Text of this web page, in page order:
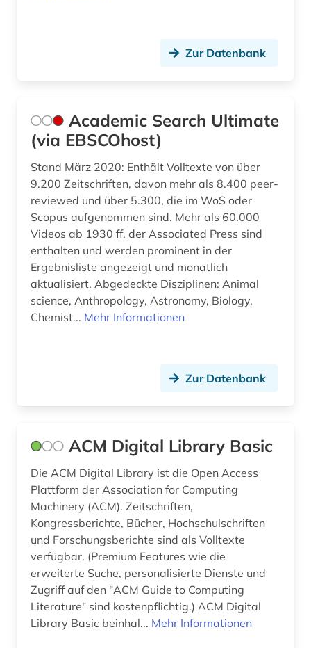
ganze zahl (1)
astronom; physiker (1)
generative ki (1)
geographie (1)
geometrie (1)
geowissenschaften (7)
gesundheitswesen (1)
handschrift (1)
health sciences &amp; dentistry (1)
hochschullehre (1)
hochschulschrift (1)
homologie (1)
Zur Datenbank
Academic Search Ultimate
(via EBSCOhost)
Stand März 2020: Enthält Volltexte von über
9.200 Zeitschriften, davon mehr als 8.400 peer-
reviewed und über 5.300, die im WoS oder
Scopus aufgenommen sind. Mehr als 60.000
Videos ab 1930 ff. der Associated Press sind
enthalten und werden prominent in der
Ergebnisliste angezeigt und monatlich
aktualisiert. Abgedeckte Disziplinen: Animal
science, Anthropology, Astronomy, Biology,
Chemist... Mehr Informationen
Zur Datenbank
ACM Digital Library Basic
Die ACM Digital Library ist die Open Access
Plattform der Association for Computing
Machinery (ACM). Zeitschriften,
Kongressberichte, Bücher, Hochschulschriften
und Forschungsberichte sind als Volltexte
verfügbar. (Premium Features wie die
erweiterte Suche, personalisierte Dienste und
Zugriff auf den "ACM Guide to Computing
Literature" sind kostenpflichtig.) ACM Digital
Library Basic beinhal... Mehr Informationen